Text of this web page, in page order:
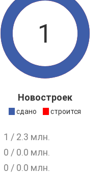
темпами возводятся
высота строений
ЖК
тыс. кв.м составит
первая очередь).
В непосредственной
1
Новостроек
сдано строится
1 / 2.3 млн.
0 / 0.0 млн.
0 / 0.0 млн.